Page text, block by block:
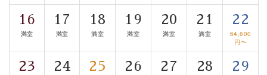
清らかな源泉、諏訪湖に包まれるお部屋、 大人のたしな
16
満室
17
満室
18
満室
19
満室
20
満室
21
満室
22
64,600
円〜
23 24 25 26 27 28 29